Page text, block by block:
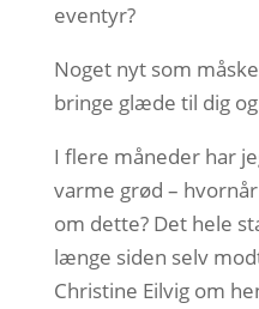
eventyr?
Noget nyt som
bringe glæde til dig
I flere måneder har
varme grød –
om dette? Det hele
længe siden selv
Christine Eilvig om